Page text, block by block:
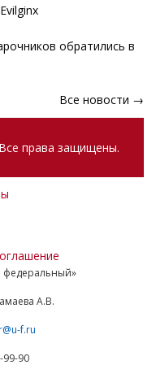
обратились в
Все новости →
права защищены.
А.В.
f.ru
99-90